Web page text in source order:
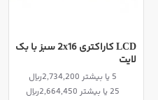
LCD کاراکتری 2x16 سبز با بک
لایت
5 یا بیشتر 2,734,200ریال
25 یا بیشتر 2,664,450ریال